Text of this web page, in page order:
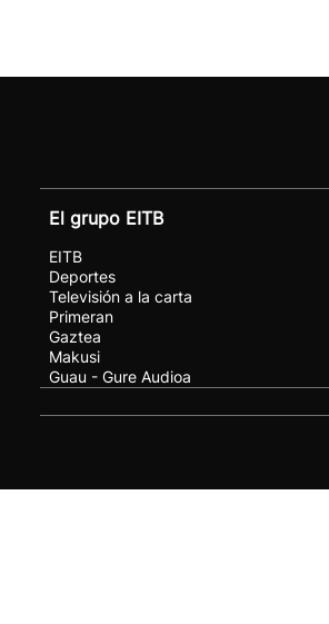
El grupo EITB
EITB
Deportes
Televisión a la carta
Primeran
Gaztea
Makusi
Guau - Gure Audioa